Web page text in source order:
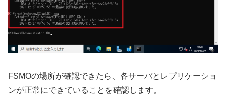
FSMOの場所が確認できたら、各サーバとレプリケーショ
ンが正常にできていることを確認します。